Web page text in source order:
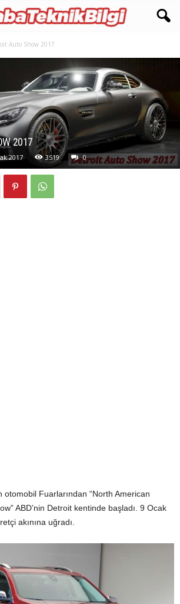
Auto Show 2017
2017
2017 3519 0
otomobil Fuarlarından “North American
ABD’nin Detroit kentinde başladı. 9 Ocak
akınına uğradı.